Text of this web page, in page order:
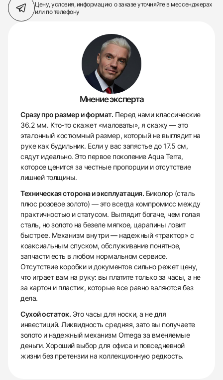
Цену, условия, информацию о заказеуточняйте в мессенджерах
или по телефону
Мнение эксперта
Сразу про размер и формат. Перед нами классические
36.2 мм. Кто-то скажет «маловаты», я скажу — это
эталонный костюмный размер, который не выглядит на
руке как будильник. Если у вас запястье до 17.5 см,
сядут идеально. Это первое поколение Aqua Terra,
которое ценится за честные пропорции и отсутствие
лишней толщины.
Техническая сторона и эксплуатация. Биколор (сталь
плюс розовое золото) — это всегда компромисс между
практичностью и статусом. Выглядит богаче, чем голая
сталь, но золото на безеле мягкое, царапины ловит
быстрее. Механизм внутри — надежный «трактор» с
коаксиальным спуском, обслуживание понятное,
запчасти есть в любом нормальном сервисе.
Отсутствие коробки и документов сильно режет цену,
что играет вам на руку: вы платите только за часы, а не
за картон и пластик, которые все равно валяются без
дела.
Сухой остаток. Это часы для носки, а не для
инвестиций. Ликвидность средняя, зато вы получаете
золото и надежный механизм Omega за вменяемые
деньги. Хороший выбор для офиса и повседневной
жизни без претензии на коллекционную редкость.